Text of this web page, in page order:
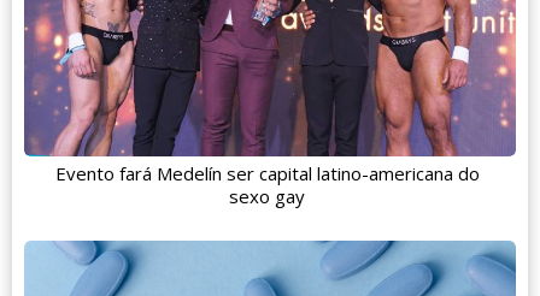
Evento fará Medelín ser capital latino-americana do
sexo gay